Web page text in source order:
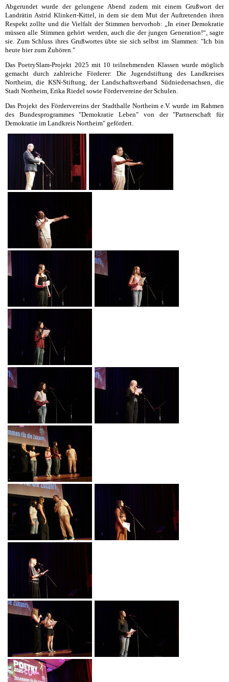
Abgerundet wurde der gelungene Abend zudem mit einem Grußwort der
Landrätin Astrid Klinkert-Kittel, in dem sie dem Mut der Auftretenden ihren
Respekt zollte und die Vielfalt der Stimmen hervorhob: „In einer Demokratie
müssen alle Stimmen gehört werden, auch die der jungen Generation!“, sagte
sie. Zum Schluss ihres Grußwortes übte sie sich selbst im Slammen: "Ich bin
heute hier zum Zuhören."
Das PoetrySlam-Projekt 2025 mit 10 teilnehmenden Klassen wurde möglich
gemacht durch zahlreiche Förderer: Die Jugendstiftung des Landkreises
Northeim, die KSN-Stiftung, der Landschaftsverband Südniedersachsen, die
Stadt Northeim, Erika Riedel sowie Fördervereine der Schulen.
Das Projekt des Fördervereins der Stadthalle Northeim e.V. wurde im Rahmen
des Bundesprogrammes "Demokratie Leben" von der "Partnerschaft für
Demokratie im Landkreis Northeim" gefördert.